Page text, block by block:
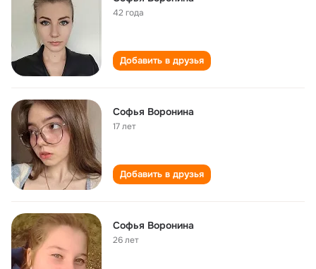
42 года
Добавить в друзья
Софья Воронина
17 лет
Добавить в друзья
Софья Воронина
26 лет